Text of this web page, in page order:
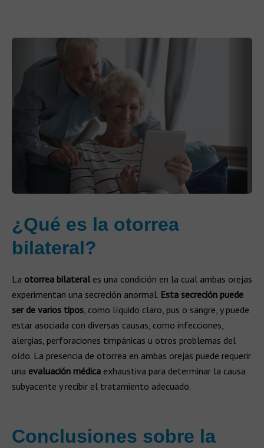
¿Qué es la otorrea
bilateral?
La otorrea bilateral es una condición en la cual ambas orejas
experimentan una secreción anormal. Esta secreción puede
ser de varios tipos, como líquido claro, pus o sangre, y puede
estar asociada con diversas causas, como infecciones,
alergias, perforaciones timpánicas u otros problemas del
oído. La presencia de otorrea en ambas orejas puede requerir
una evaluación médica exhaustiva para determinar la causa
subyacente y recibir el tratamiento adecuado.
Conclusiones sobre la